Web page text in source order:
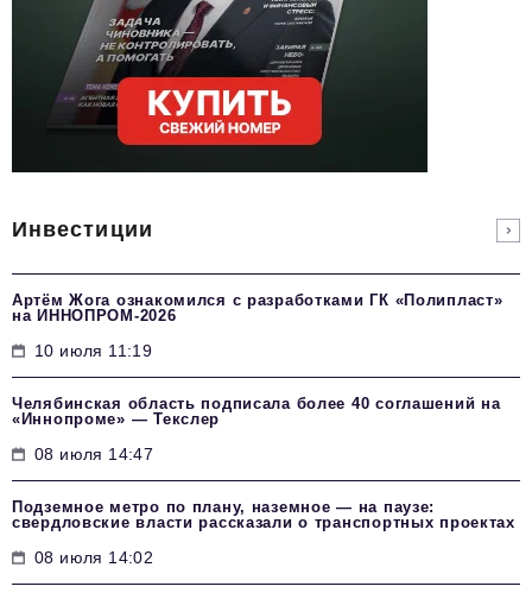
Инвестиции
Артём Жога ознакомился с разработками ГК «Полипласт»
на ИННОПРОМ-2026
10 июля 11:19
Челябинская область подписала более 40 соглашений на
«Иннопроме» — Текслер
08 июля 14:47
Подземное метро по плану, наземное — на паузе:
свердловские власти рассказали о транспортных проектах
08 июля 14:02